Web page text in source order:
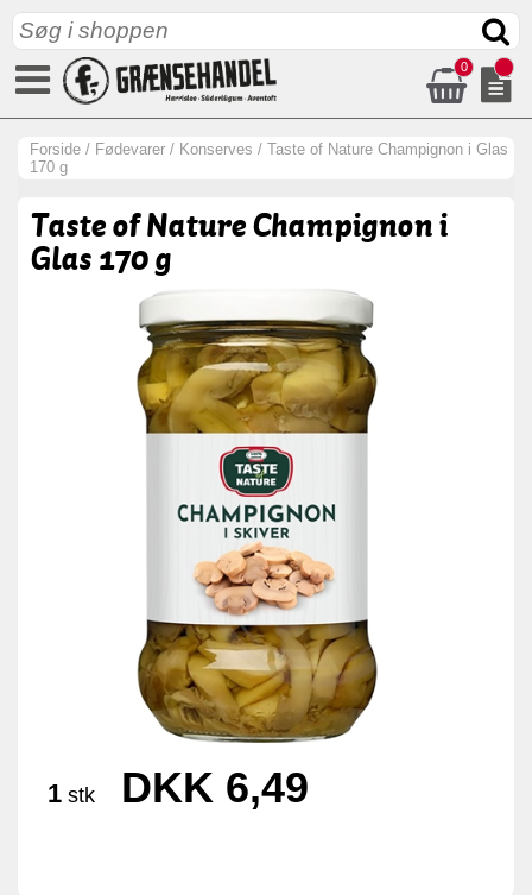
0
Forside / Fødevarer / Konserves / Taste of Nature Champignon i Glas
170 g
Taste of Nature Champignon i
Glas 170 g
1 stk DKK 6,49